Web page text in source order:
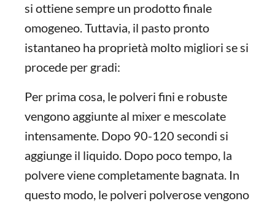
si ottiene sempre un prodotto finale
omogeneo. Tuttavia, il pasto pronto
istantaneo ha proprietà molto migliori se si
procede per gradi:
Per prima cosa, le polveri fini e robuste
vengono aggiunte al mixer e mescolate
intensamente. Dopo 90-120 secondi si
aggiunge il liquido. Dopo poco tempo, la
polvere viene completamente bagnata. In
questo modo, le polveri polverose vengono